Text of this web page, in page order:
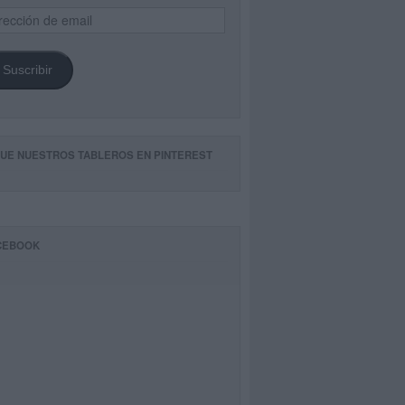
Suscribir
NUESTROS TABLEROS EN PINTEREST